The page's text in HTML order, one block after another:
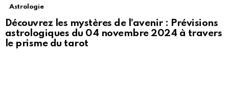
Astrologie
Découvrez les mystères de l’avenir : Prévisions
astrologiques du 04 novembre 2024 à travers
le prisme du tarot